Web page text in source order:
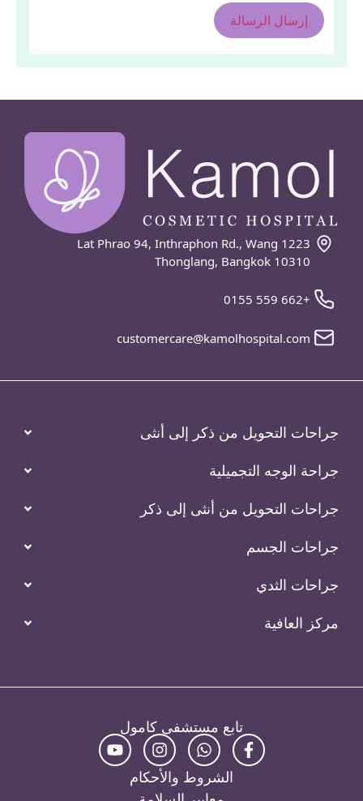
1223 Lat Phrao 94, Inthraphon Rd., Wang
Thonglang, Bangkok 10310
+662 559 0155
customercare@kamolhospital.com
جراحات التحويل من ذكر إلى أنثى
جراحة الوجه التجميلية
جراحات التحويل من أنثى إلى ذكر
جراحات الجسم
جراحات الثدي
مركز العافية
تابع مستشفى كامول
الشروط والأحكام